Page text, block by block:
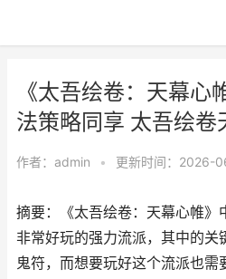
《太吾绘卷：天幕心
法策略同享 太吾绘卷
作者： admin • 更新时间：2026-
摘要：《太吾绘卷：天幕心帷》
非常好玩的强力流派，其中的关
鬼符，而想要玩好这个流派也